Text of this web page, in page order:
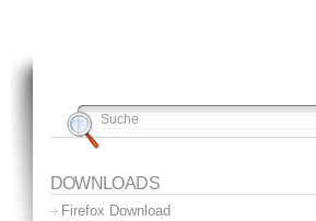
DOWNLOADS
Firefox Download